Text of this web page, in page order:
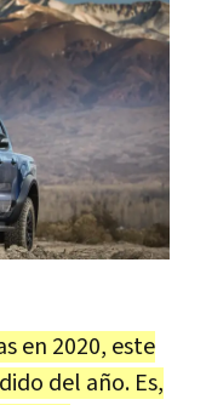
en 2020, este
del año. Es,